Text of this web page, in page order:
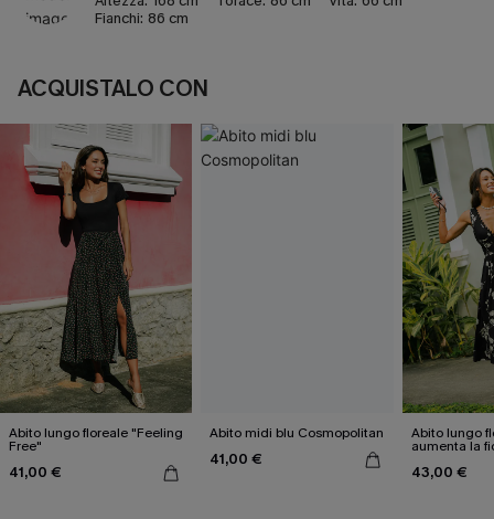
Fianchi: 86 cm
ACQUISTALO CON
Abito lungo floreale "Feeling
Free"
41,00 €
Abito midi blu Cosmopolitan
41,00 €
Abito lungo
aumenta la
43,00 €